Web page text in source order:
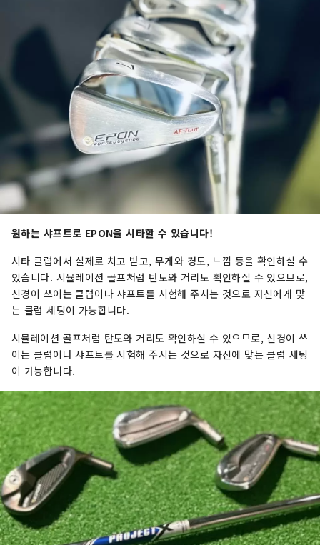
원하는 샤프트로 EPON을 시타할 수 있습니다!
시타 클럽에서 실제로 치고 받고, 무게와 경도, 느낌 등을 확인하실 수
있습니다. 시뮬레이션 골프처럼 탄도와 거리도 확인하실 수 있으므로,
신경이 쓰이는 클럽이나 샤프트를 시험해 주시는 것으로 자신에게 맞
는 클럽 세팅이 가능합니다.
시뮬레이션 골프처럼 탄도와 거리도 확인하실 수 있으므로, 신경이 쓰
이는 클럽이나 샤프트를 시험해 주시는 것으로 자신에 맞는 클럽 세팅
이 가능합니다.